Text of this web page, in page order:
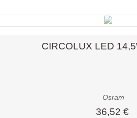
CIRCOLUX LED
Osram
36,52 €